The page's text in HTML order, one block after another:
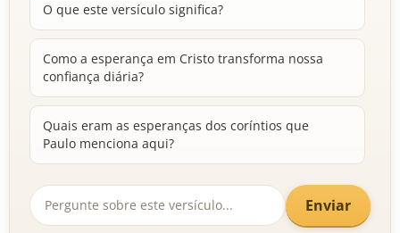
O que este versículo significa?
Como a esperança em Cristo transforma nossa
confiança diária?
Quais eram as esperanças dos coríntios que
Paulo menciona aqui?
Enviar